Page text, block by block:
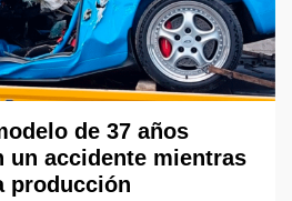
de 37 años
un accidente mientras
producción